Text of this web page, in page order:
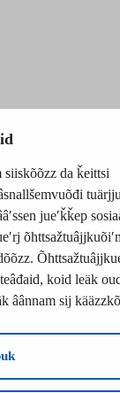
siiskõõzz da ǩeittsi
jueʹǩǩep
koid leäk
âânnam sij